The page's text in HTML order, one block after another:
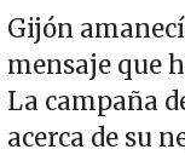
Gijón
mensaje que
La campaña
acerca de su